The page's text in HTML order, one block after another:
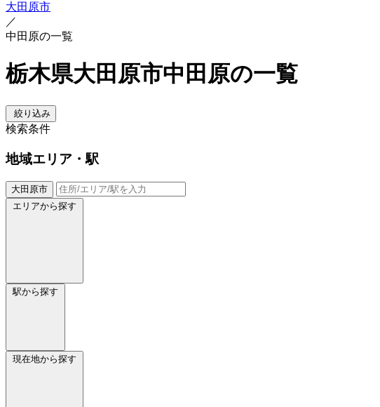
大田原市
／
中田原の一覧
栃木県大田原市中田原の一覧
絞り込み
検索条件
地域エリア・駅
大田原市
エリアから探す
駅から探す
現在地から探す